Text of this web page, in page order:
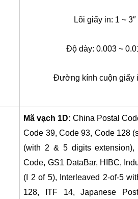
Lõi giấy in: 1 ~
Độ dày: 0.003 ~
Đường kính cuộn giấy
Mã vạch 1D: China Postal
Code 39, Code 93, Code 128
(with 2 & 5 digits
Code, GS1 DataBar, HIBC,
(I 2 of 5), Interleaved 2-of-5
128, ITF 14, Japanese